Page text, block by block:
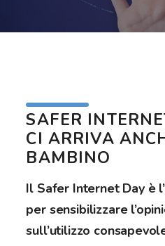
SAFER
CI ARRIVA
BAMBINO
Il Safer Internet Day è
per sensibilizzare
sull’utilizzo